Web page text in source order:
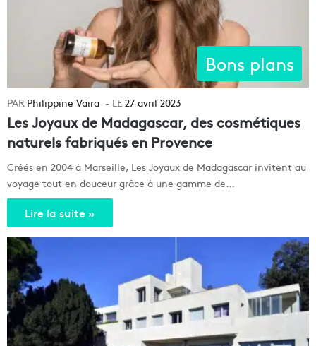
Bons plans
Philippine Vaira 27 avril 2023
Les Joyaux de Madagascar, des cosmétiques
naturels fabriqués en Provence
Créés en 2004 à Marseille, Les Joyaux de Madagascar invitent au
voyage tout en douceur grâce à une gamme de…
Lire la suite »